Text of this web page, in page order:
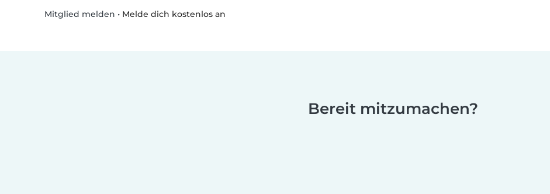
Mitglied melden • Melde dich kostenlos an
Bereit mitzumachen?